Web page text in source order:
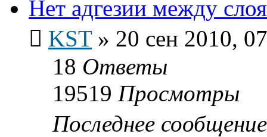
Нет адгезии между
KST» 20 сен 2010,
18 Ответы
19519 Просмотры
Последнее